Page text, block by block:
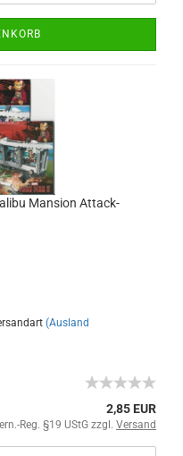
Mansion Attack-
(Ausland
2,85 EUR
Reg. §19 UStG zzgl. Versand